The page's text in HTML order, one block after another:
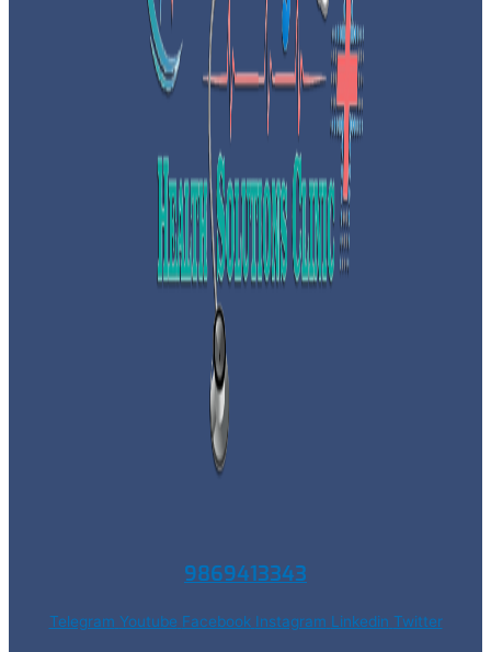
9869413343
Telegram Youtube Facebook Instagram Linkedin Twitter